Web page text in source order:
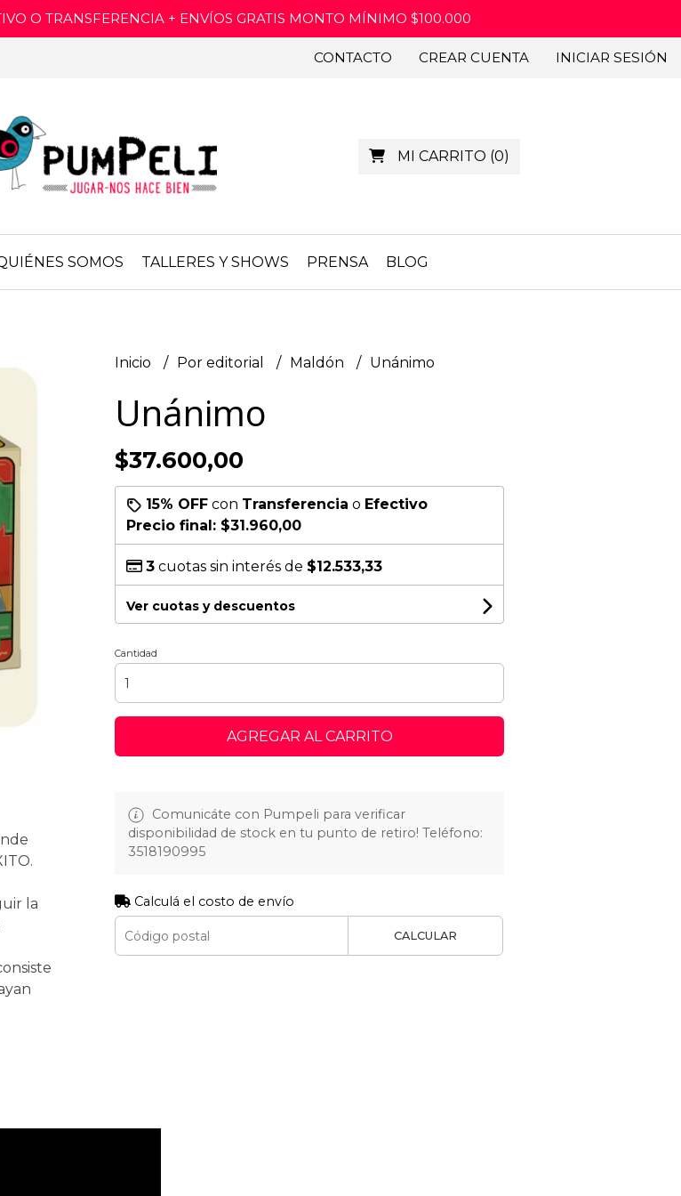
O TRANSFERENCIA + ENVÍOS GRATIS MONTO MÍNIMO $100.000
CONTACTO CREAR CUENTA INICIAR SESIÓN
MI CARRITO (0)
SOMOS TALLERES Y SHOWS PRENSA BLOG
la
Inicio Por editorial Maldón Unánimo
Unánimo
$37.600,00
15% OFF con Transferencia o Efectivo
Precio final: $31.960,00
3 cuotas sin interés de $12.533,33
Ver cuotas y descuentos
Cantidad
AGREGAR AL CARRITO
Comunicáte con Pumpeli para verificar
disponibilidad de stock en tu punto de retiro! Teléfono:
3518190995
Calculá el costo de envío
CALCULAR